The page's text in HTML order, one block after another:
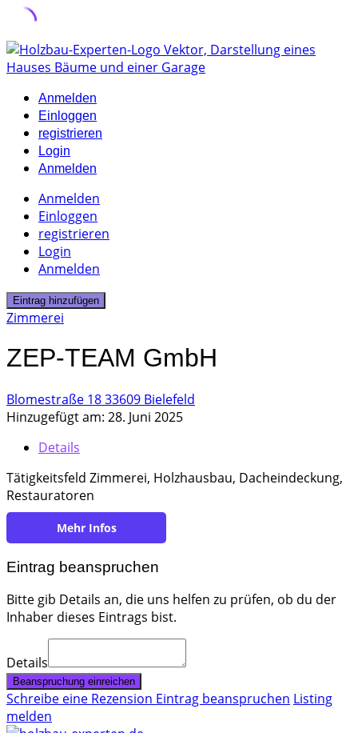
Skip
to
Anmelden
Einloggen
registrieren
Login
Anmelden
Anmelden
Einloggen
registrieren
Login
Anmelden
Eintrag hinzufügen
Zimmerei
ZEP-TEAM GmbH
Blomestraße 18 33609 Bielefeld
Hinzugefügt am: 28. Juni 2025
Details
Tätigkeitsfeld Zimmerei, Holzhausbau, Dacheindeckung,
Restauratoren
https://www.zep-team.de/
Eintrag beanspruchen
Bitte gib Details an, die uns helfen zu prüfen, ob du der
Inhaber dieses Eintrags bist.
Details
Beanspruchung einreichen
Schreibe eine Rezension Eintrag beanspruchen Listing
melden